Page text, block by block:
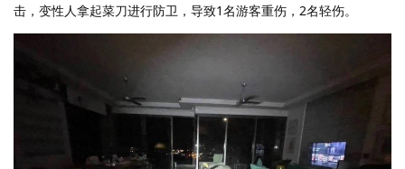
击，变性人拿起菜刀进行防卫，导致1名游客重伤，2名轻伤。